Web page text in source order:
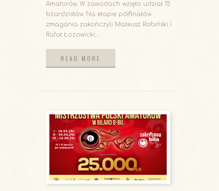
Amatorów. W zawodach wzięło udział 15
bilardzistów. Na etapie półfinałów
zmagania zakończyli Mateusz Robiński i
Rafał Łozowicki...
READ MORE